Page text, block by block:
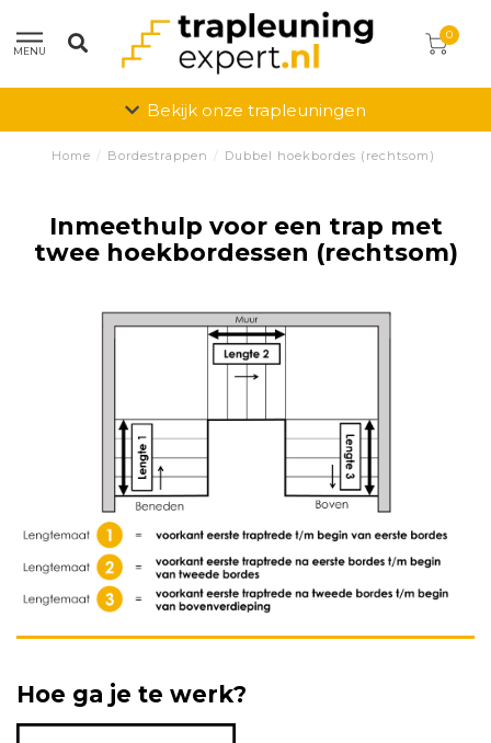
MENU
0
Bekijk onze trapleuningen
Home / Bordestrappen / Dubbel hoekbordes (rechtsom)
Inmeethulp voor een trap met
twee hoekbordessen (rechtsom)
Hoe ga je te werk?